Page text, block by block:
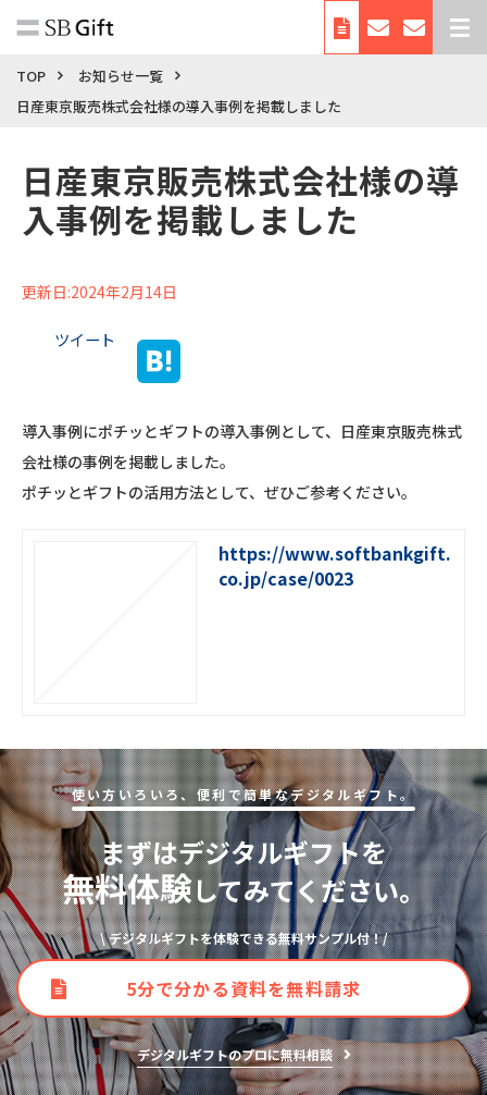
デジタルギフトとは
サービス紹介
料金
利用シーン・使い方
TOP
お知らせ一覧
日産東京販売株式会社様の導入事例を掲載しました
日産東京販売株式会社様の導
入事例を掲載しました
更新日:2024年2月14日
ツイート
導入事例にポチッとギフトの導入事例として、日産東京販売株式
会社様の事例を掲載しました。
ポチッとギフトの活用方法として、ぜひご参考ください。
https://www.softbankgift.
co.jp/case/0023
使い⽅いろいろ、便利で簡単なデジタルギフト。
まずはデジタルギフトを
無料体験してみてください。
\ デジタルギフトを体験できる無料サンプル付！/
5分で分かる資料を無料請求
デジタルギフトのプロに無料相談